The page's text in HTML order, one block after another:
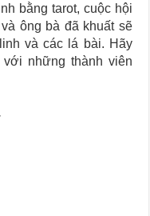
Into Your Heart
Swan
Together
bằng tarot, cuộc hội
ông bà đã khuất sẽ
và các lá bài. Hãy
những thành viên